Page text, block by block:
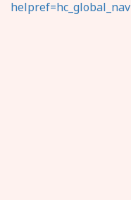
helpref=hc_global_nav